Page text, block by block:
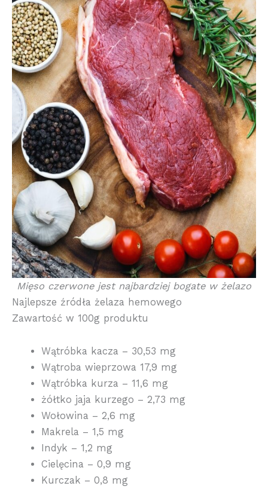
Mięso czerwone jest najbardziej bogate w żelazo
Najlepsze źródła żelaza hemowego
Zawartość w 100g produktu
Wątróbka kacza – 30,53 mg
Wątroba wieprzowa 17,9 mg
Wątróbka kurza – 11,6 mg
żółtko jaja kurzego – 2,73 mg
Wołowina – 2,6 mg
Makrela – 1,5 mg
Indyk – 1,2 mg
Cielęcina – 0,9 mg
Kurczak – 0,8 mg